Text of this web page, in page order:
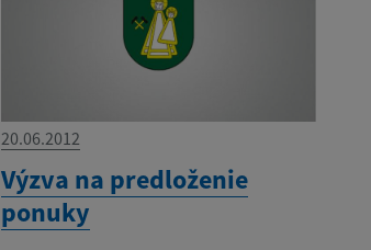
20.06.2012
Výzva na predloženie
ponuky